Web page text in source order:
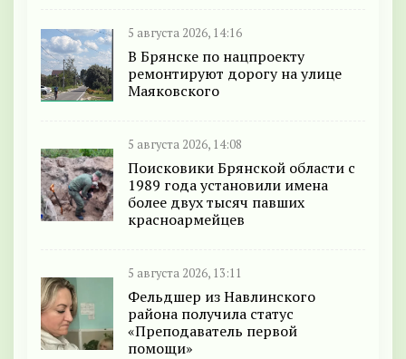
5 августа 2026, 14:16
В Брянске по нацпроекту
ремонтируют дорогу на улице
Маяковского
5 августа 2026, 14:08
Поисковики Брянской области с
1989 года установили имена
более двух тысяч павших
красноармейцев
5 августа 2026, 13:11
Фельдшер из Навлинского
района получила статус
«Преподаватель первой
помощи»